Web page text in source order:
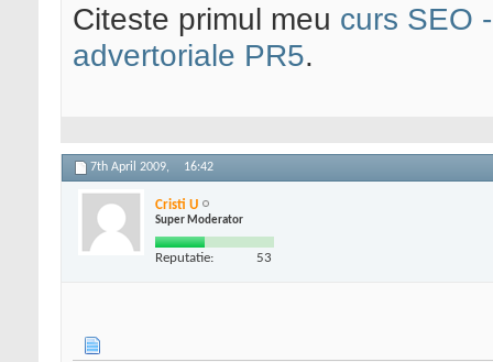
Citeste primul meu curs SEO
advertoriale PR5.
7th April 2009, 16:42
Cristi U
Super Moderator
Reputatie: 53